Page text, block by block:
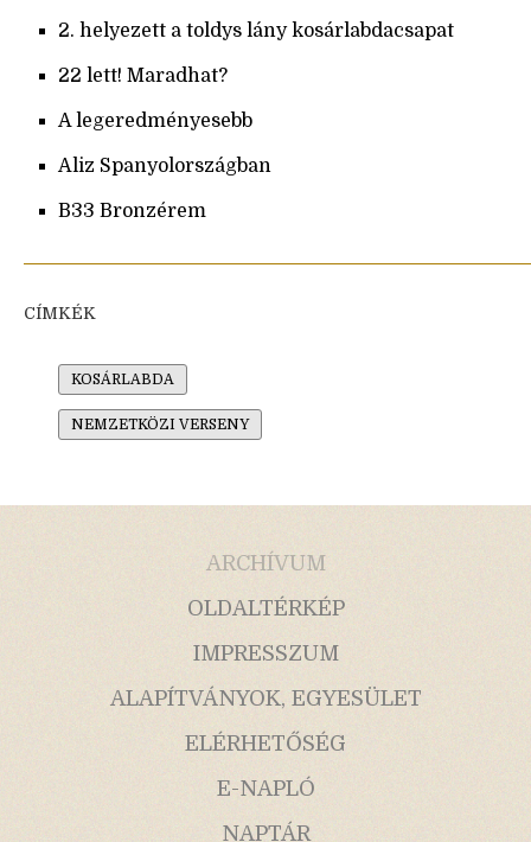
2. helyezett a toldys lány kosárlabdacsapat
22 lett! Maradhat?
A legeredményesebb
Aliz Spanyolországban
B33 Bronzérem
CÍMKÉK
KOSÁRLABDA
NEMZETKÖZI VERSENY
ARCHÍVUM
OLDALTÉRKÉP
IMPRESSZUM
ALAPÍTVÁNYOK, EGYESÜLET
ELÉRHETŐSÉG
E-NAPLÓ
NAPTÁR